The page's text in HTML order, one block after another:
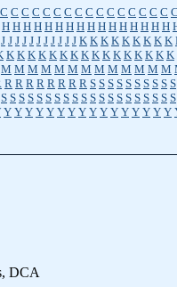
C C C C C C C C C C C C C C C C C
H H H H H H H H H H H H H H H H
J J J J J J J J J J J K K K K K K K K K
K K K K K K K K K K K K K K K K
M M M M M M M M M M M M M
R R R R R R R R S S S S S S S S S S
S S S S S S S S S S S S S S S S S S S S
Y Y Y Y Y Y Y Y Y Y Y Y Y Y Y Y
DCA